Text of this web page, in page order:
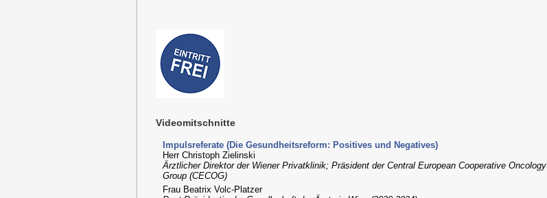
Videomitschnitte
Impulsreferate (Die Gesundheitsreform: Positives und Negatives)
Herr Christoph Zielinski
Ärztlicher Direktor der Wiener Privatklinik; Präsident der Central European Cooperative Oncology
Group (CECOG)
Frau Beatrix Volc-Platzer